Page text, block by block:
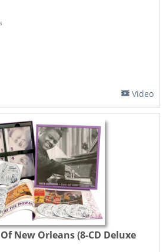
Video
New Orleans (8-CD Deluxe